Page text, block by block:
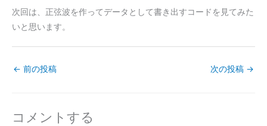
次回は、正弦波を作ってデータとして書き出すコードを見てみた
いと思います。
← 前の投稿 次の投稿 →
コメントする